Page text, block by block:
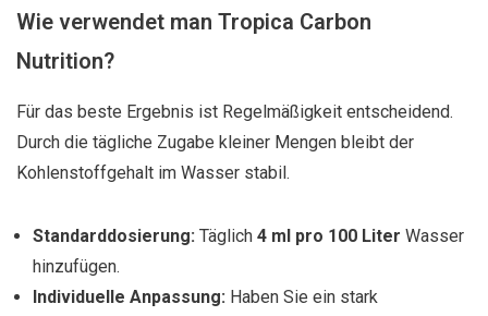
Wie verwendet man Tropica Carbon
Nutrition?
Für das beste Ergebnis ist Regelmäßigkeit entscheidend.
Durch die tägliche Zugabe kleiner Mengen bleibt der
Kohlenstoffgehalt im Wasser stabil.
Standarddosierung: Täglich 4 ml pro 100 Liter Wasser
hinzufügen.
Individuelle Anpassung: Haben Sie ein stark